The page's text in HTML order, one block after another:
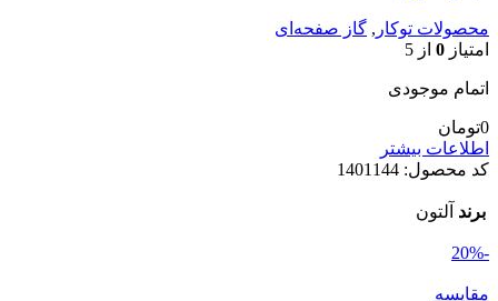
محصولات توکار , گاز صفحه‌ای
امتیاز 0 از 5
اتمام موجودی
0تومان
اطلاعات بیشتر
کد محصول: 1401144
برند آلتون
-20%
مقایسه